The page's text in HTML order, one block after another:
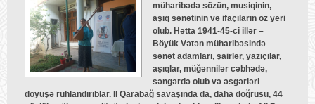
müharibədə sözün, musiqinin,
aşıq sənətinin və ifaçıların öz yeri
olub. Hətta 1941-45-ci illər –
Böyük Vətən müharibəsində
sənət adamları, şairlər, yazıçılar,
aşıqlar, müğənnilər cəbhədə,
səngərdə olub və əsgərləri
döyüşə ruhlandırıblar. II Qarabağ savaşında da, daha doğrusu, 44